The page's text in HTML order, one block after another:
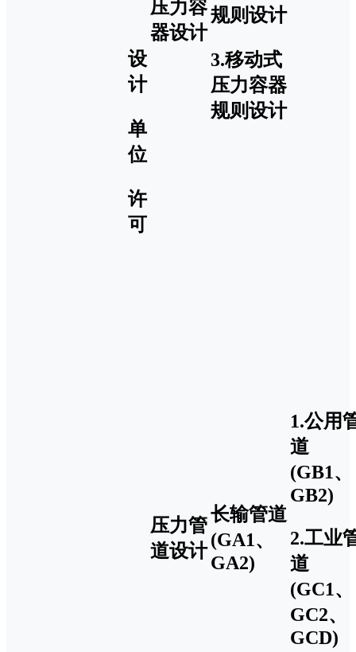
设
计
单
位
许
可
压力容
器设计
规则设计
3.移动式
压力容器
规则设计
压力管
道设计
长输管道
(GA1、
GA2)
1.公用
道
(GB1、
GB2)
2.工业
道
(GC1、
GC2、
GCD)